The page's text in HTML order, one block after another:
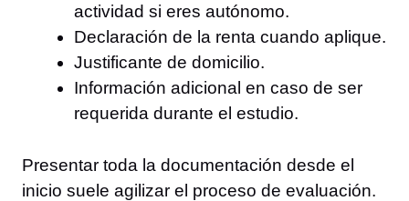
actividad si eres autónomo.
Declaración de la renta cuando aplique.
Justificante de domicilio.
Información adicional en caso de ser
requerida durante el estudio.
Presentar toda la documentación desde el
inicio suele agilizar el proceso de evaluación.